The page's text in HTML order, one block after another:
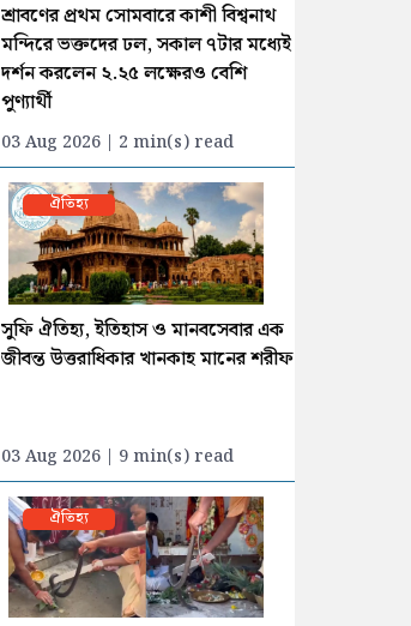
শ্রাবণের প্রথম সোমবারে কাশী বিশ্বনাথ
মন্দিরে ভক্তদের ঢল, সকাল ৭টার মধ্যেই
দর্শন করলেন ২.২৫ লক্ষেরও বেশি
পুণ্যার্থী
03 Aug 2026 | 2 min(s) read
ঐতিহ্য
সুফি ঐতিহ্য, ইতিহাস ও মানবসেবার এক
জীবন্ত উত্তরাধিকার খানকাহ মানের শরীফ
03 Aug 2026 | 9 min(s) read
ঐতিহ্য